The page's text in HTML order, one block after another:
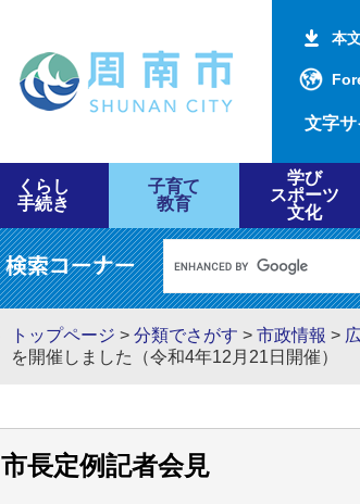
本
文字
くらし
手続き
子育て
教育
学び
スポーツ
文化
トップページ > 分類でさがす > 市政情報 >
を開催しました（令和4年12月21日開催）
市長定例記者会見